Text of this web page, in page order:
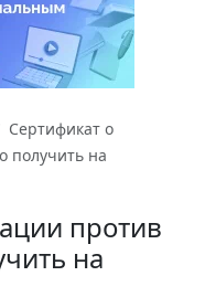
Сертификат о
получить на
против
на